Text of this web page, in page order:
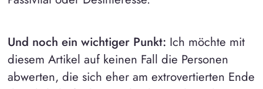
Und noch ein wichtiger Punkt: Ich möchte mit
diesem Artikel auf keinen Fall die Personen
abwerten, die sich eher am extrovertierten Ende